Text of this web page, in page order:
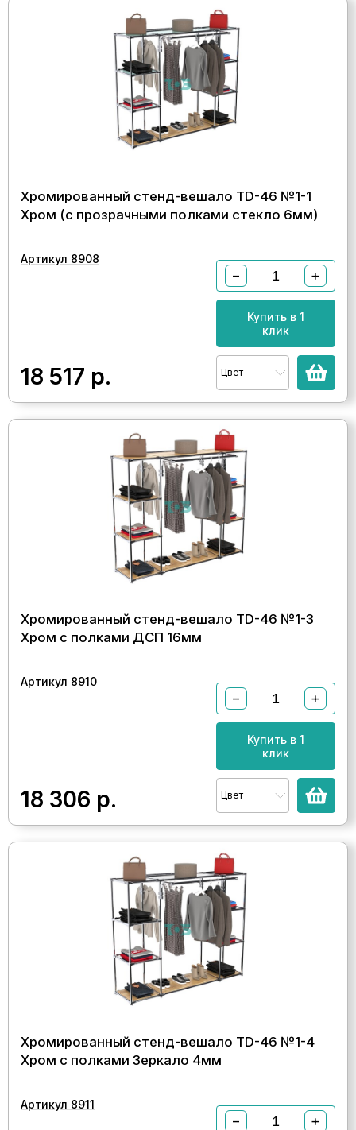
Хромированный стенд-вешало TD-46 №1-1
Хром (с прозрачными полками стекло 6мм)
Артикул 8908
18 517 р.
− +
Купить в 1
клик
Цвет
Хромированный стенд-вешало TD-46 №1-3
Хром с полками ДСП 16мм
Артикул 8910
18 306 р.
− +
Купить в 1
клик
Цвет
Хромированный стенд-вешало TD-46 №1-4
Хром с полками Зеркало 4мм
Артикул 8911
− +